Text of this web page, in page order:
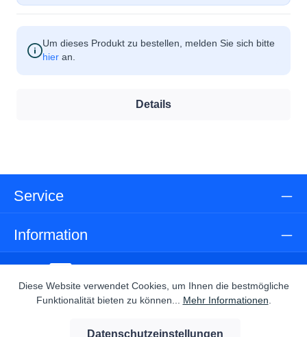
Um dieses Produkt zu bestellen, melden Sie sich bitte
hier an.
Details
Service
Information
Abonnieren Sie den kostenlosen Newsletter und verpassen Sie
Diese Website verwendet Cookies, um Ihnen die bestmögliche
Funktionalität bieten zu können... Mehr Informationen
Datenschutzeinstellungen